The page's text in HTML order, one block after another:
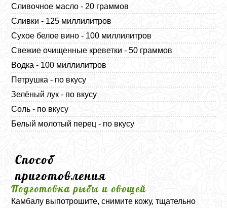
Сливочное масло - 20 граммов
Сливки - 125 миллилитров
Сухое белое вино - 100 миллилитров
Свежие очищенные креветки - 50 граммов
Водка - 100 миллилитров
Петрушка - по вкусу
Зелёный лук - по вкусу
Соль - по вкусу
Белый молотый перец - по вкусу
Способ
приготовления
Подготовка рыбы и овощей
Камбалу выпотрошите, снимите кожу, тщательно